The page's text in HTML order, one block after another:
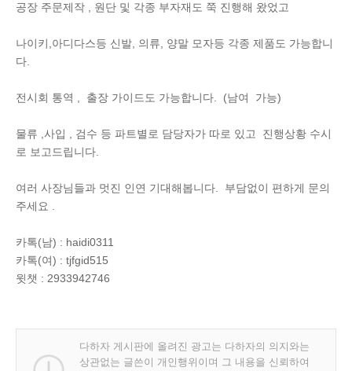
공장 주문제작 , 원단 및 각종 부자재도 쭉 진행해 왔었고
나이키,아디다스등 신발, 의류, 양말 모자등 각종 제품도 가능합니
다.
전시회 통역 , 출장 가이드도 가능합니다. (남여 가능)
물류 ,사입 , 검수 등 파트별로 담당자가 따로 있고 진행상황 수시
로 보고드립니다.
여러 사장님들과 멋진 인연 기대해봅니다. 부담없이 편하게 문의
주세요 .
카톡(남) : haidi0311
카톡(여) : tjfgid515
윗챗 : 2933942746
다하자 게시판에 올려진 광고는 다하자의 의지와는
상관없는 글쓴이 개인행위이며 그 내용을 신뢰하여